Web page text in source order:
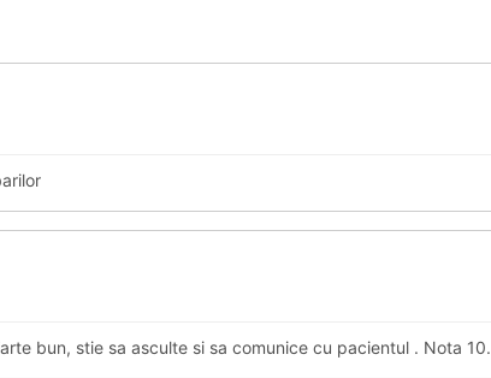
bun, stie sa asculte si sa comunice cu pacientul . Nota 10.